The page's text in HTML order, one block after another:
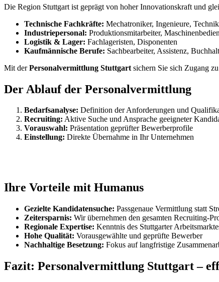
Die Region Stuttgart ist geprägt von hoher Innovationskraft und
Technische Fachkräfte: Mechatroniker, Ingenieure,
Industriepersonal: Produktionsmitarbeiter,
Logistik & Lager: Fachlageristen, Disponenten
Kaufmännische Berufe: Sachbearbeiter, Assistenz,
Mit derPersonalvermittlung Stuttgart sichern Sie sich Zugang
Der Ablauf der Personalvermittlung
Bedarfsanalyse: Definition der Anforderungen und
Recruiting: Aktive Suche und Ansprache geeigneter
Vorauswahl: Präsentation geprüfter Bewerberprofile
Einstellung: Direkte Übernahme in Ihr Unternehmen
Ihre Vorteile mit Humanus
Gezielte Kandidatensuche: Passgenaue Vermittlung statt
Zeitersparnis: Wir übernehmen den gesamten Recruiting-
Regionale Expertise: Kenntnis des Stuttgarter
Hohe Qualität: Vorausgewählte und geprüfte Bewerber
Nachhaltige Besetzung: Fokus auf langfristige
Fazit: Personalvermittlung Stuttgart –